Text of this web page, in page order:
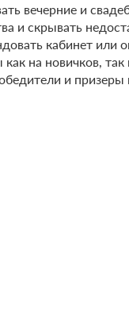
вечерние и
и скрывать
кабинет или
на новичков,
и